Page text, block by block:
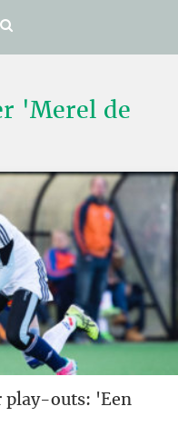
'Merel de
play-outs: 'Een